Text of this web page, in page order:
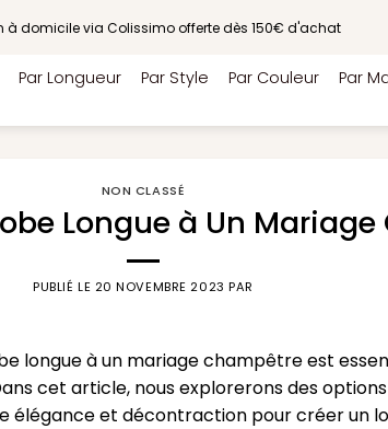
à domicile via Colissimo offerte dès 150€ d'achat
Par Longueur Par Style Par Couleur Par
NON CLASSÉ
Longue à Un
PUBLIÉ LE 20 NOVEMBRE 2023 PAR
longue à un mariage champêtre est
cet article, nous explorerons des
et décontraction pour créer un